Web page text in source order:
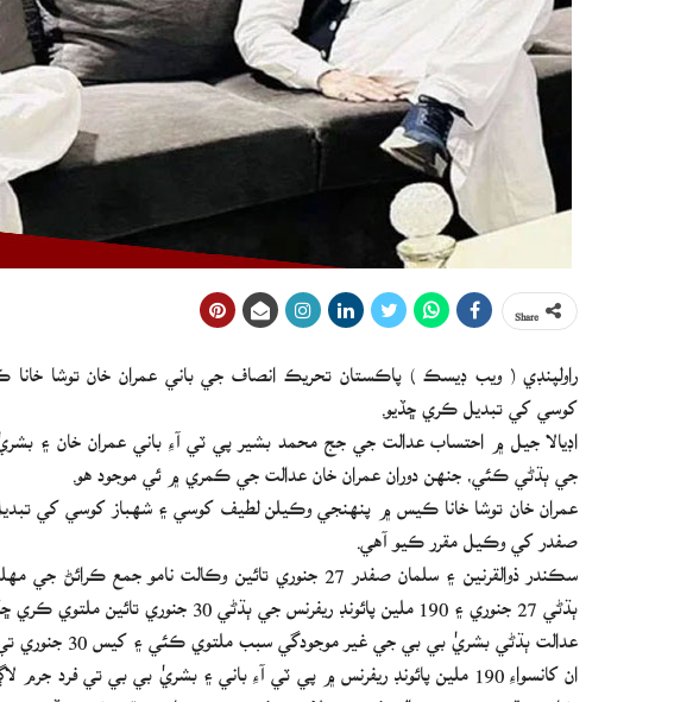
راولپنڊي ( ويب ڊيسڪ ) پاڪستان تحريڪ انصاف جي باني عمران خان توشا
کوسي کي تبديل ڪري ڇڏيو.
جي ٻڌڻي ڪئي، جنهن دوران عمران خان عدالت جي ڪمري ۾ ئي موجود هو.
عمران خان توشا خانا ڪيس ۾ پنهنجي وڪيلن لطيف کوسي ۽ شهباز کوسي کي
صفدر کي وڪيل مقرر ڪيو آهي.
سڪندر ذوالقرنين ۽ سلمان صفدر 27 جنوري تائين وڪالت
ٻڌڻي 27 جنوري ۽ 190 ملين پائونڊ ريفرنس جي ٻڌڻي 30 جنوري تائين ملتوي ڪري ڇڏي.
عدالت ٻڌڻي بشريٰ بي بي جي غير موجودگي سبب ملتوي ڪئي ۽ کيس 30 جنوري تي پيش ٿيڻ جي هدايت پڻ ڪئي.
ان کانسواءِ 190 ملين پائونڊ ريفرنس ۾ پي ٽي آءِ باني ۽ بشريٰ بي بي تي فرد
ڪاپيون ڏنيون ويون ۽ عدالت فرد جرم لاءِ ڇهه فيبروري جي تاريخ مقرر ڪري ڇڏي.